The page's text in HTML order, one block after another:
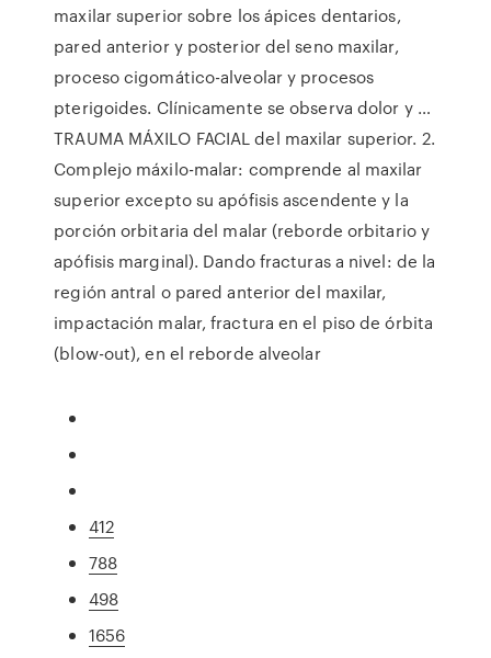
maxilar superior sobre los ápices dentarios,
pared anterior y posterior del seno maxilar,
proceso cigomático-alveolar y procesos
pterigoides. Clínicamente se observa dolor y …
TRAUMA MÁXILO FACIAL del maxilar superior. 2.
Complejo máxilo-malar: comprende al maxilar
superior excepto su apófisis ascendente y la
porción orbitaria del malar (reborde orbitario y
apófisis marginal). Dando fracturas a nivel: de la
región antral o pared anterior del maxilar,
impactación malar, fractura en el piso de órbita
(blow-out), en el reborde alveolar
412
788
498
1656